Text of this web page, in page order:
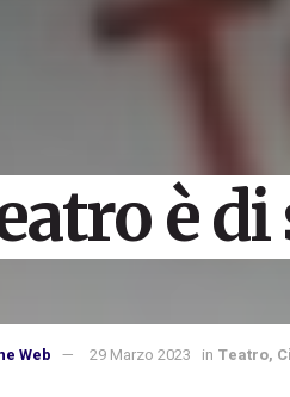
è di
Web 29 Marzo 2023 in Teatro,